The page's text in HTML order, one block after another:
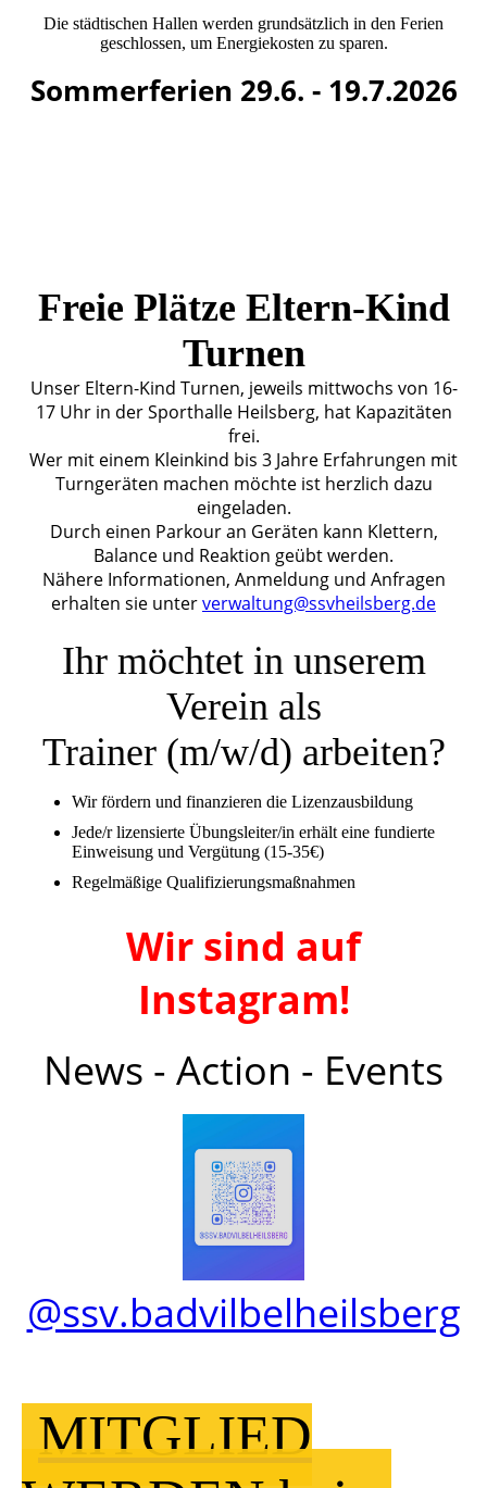
Die städtischen Hallen werden grundsätzlich in den Ferien
geschlossen, um Energiekosten zu sparen.
Sommerferien 29.6. - 19.7.2026
Freie Plätze Eltern-Kind
Turnen
Unser Eltern-Kind Turnen, jeweils mittwochs von 16-
17 Uhr in der Sporthalle Heilsberg, hat Kapazitäten
frei.
Wer mit einem Kleinkind bis 3 Jahre Erfahrungen mit
Turngeräten machen möchte ist herzlich dazu
eingeladen.
Durch einen Parkour an Geräten kann Klettern,
Balance und Reaktion geübt werden.
Nähere Informationen, Anmeldung und Anfragen
erhalten sie unterverwaltung@ssvheilsberg.de
Ihr möchtet in unserem
Verein als
Trainer (m/w/d) arbeiten?
Wir fördern und finanzieren die Lizenzausbildung
Jede/r lizensierte Übungsleiter/in erhält eine fundierte
Einweisung und Vergütung (15-35€)
Regelmäßige Qualifizierungsmaßnahmen
Wir sind auf
Instagram!
News - Action - Events
@ssv.badvilbelheilsberg
MITGLIED